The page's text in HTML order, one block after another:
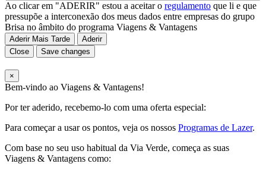
Ao clicar em "ADERIR" estou a aceitar o regulamento que li e que
pressupõe a interconexão dos meus dados entre empresas do grupo
Brisa no âmbito do programa Viagens & Vantagens
Aderir Mais Tarde
Aderir
Close
Save changes
×
Bem-vindo ao Viagens & Vantagens!
Por ter aderido, recebemo-lo com uma oferta especial:
Para começar a usar os pontos, veja os nossos Programas de Lazer.
Com base no seu uso habitual da Via Verde, começa as suas
Viagens & Vantagens como: